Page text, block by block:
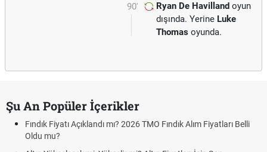
90' Ryan De Havilland oyun
dışında. Yerine Luke
Thomas oyunda.
Şu An Popüler İçerikler
Fındık Fiyatı Açıklandı mı? 2026 TMO Fındık Alım Fiyatları Belli
Oldu mu?